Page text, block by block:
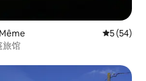
平均评分
5 (54)
旅馆